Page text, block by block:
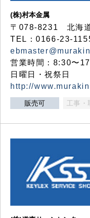
(株)村本金属
〒078-8231 北海
TEL：0166-23-
営業時間：8:30〜
日曜日・祝祭日
http://
販売可 工事・